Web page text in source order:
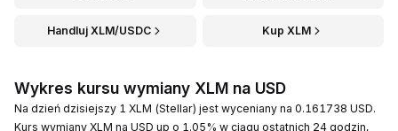
Handluj XLM/USDC Kup XLM
Wykres kursu wymiany XLM na USD
Na dzień dzisiejszy 1 XLM (Stellar) jest wyceniany na 0.161738 USD.
Kurs wymiany XLM na USD up o 1.05% w ciągu ostatnich 24 godzin,